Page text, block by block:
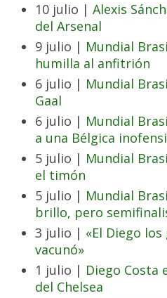
10 julio | Alexis
del Arsenal
9 julio | Mundial
humilla al anfitrión
6 julio | Mundial
Gaal
6 julio | Mundial
a una Bélgica
5 julio | Mundial
el timón
5 julio | Mundial
brillo, pero
3 julio | «El Diego
vacunó»
1 julio | Diego Costa
del Chelsea